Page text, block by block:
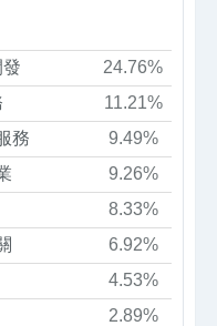
24.76%
11.21%
務
9.49%
9.26%
8.33%
6.92%
4.53%
2.89%